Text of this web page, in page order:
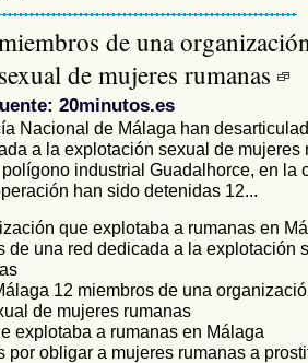
de una
de mujeres rumanas
20minutos.es
Nacional de Málaga han
a la explotación sexual de mujeres
industrial Guadalhorce, en la
han sido detenidas 12...
que explotaba a rumanas en
de una red dedicada a la explotación
12 miembros de una
de mujeres rumanas
explotaba a rumanas en Málaga
por obligar a mujeres rumanas a